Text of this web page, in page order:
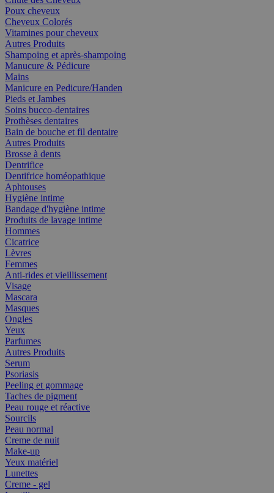
Poux cheveux
Cheveux Colorés
Vitamines pour cheveux
Autres Produits
Shampoing et après-shampoing
Manucure & Pédicure
Mains
Manicure en Pedicure/Handen
Pieds et Jambes
Soins bucco-dentaires
Prothèses dentaires
Bain de bouche et fil dentaire
Autres Produits
Brosse à dents
Dentrifice
Dentifrice homéopathique
Aphtouses
Hygiène intime
Bandage d'hygiène intime
Produits de lavage intime
Hommes
Cicatrice
Lèvres
Femmes
Anti-rides et vieillissement
Visage
Mascara
Masques
Ongles
Yeux
Parfumes
Autres Produits
Serum
Psoriasis
Peeling et gommage
Taches de pigment
Peau rouge et réactive
Sourcils
Peau normal
Creme de nuit
Make-up
Yeux matériel
Lunettes
Creme - gel